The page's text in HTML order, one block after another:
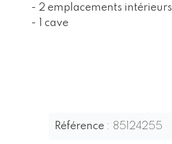
- 2 emplacements intérieurs
- 1 cave
Référence 85124255